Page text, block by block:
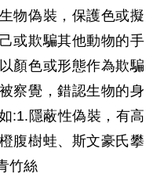
物偽裝，保護色或擬
或欺騙其他動物的手
顏色或形態作為欺騙
察覺，錯認生物的身
:1.隱蔽性偽裝，有高
腹樹蛙、斯文豪氏攀
竹絲